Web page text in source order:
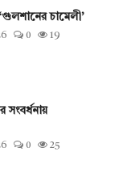
চামেলী’
0 19
0 25